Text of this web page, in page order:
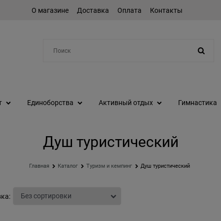
О магазине Доставка Оплата Контакты
Единоборства Активный отдых Гимнастика
Душ туристический
Главная Каталог Туризм и кемпинг Душ туристический